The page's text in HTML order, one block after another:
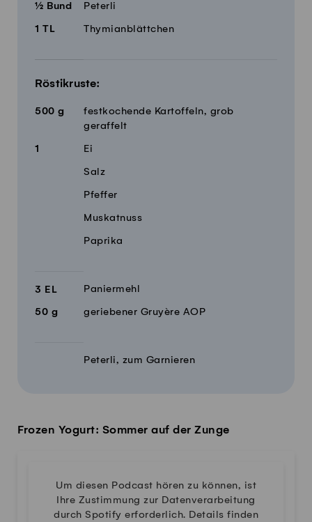
½ Bund Peterli
1 TL Thymianblättchen
Röstikruste:
500 g
festkochende Kartoffeln, grob
geraffelt
1 Ei
Salz
Pfeffer
Muskatnuss
Paprika
3 EL Paniermehl
50 g geriebener Gruyère AOP
Peterli, zum Garnieren
Frozen Yogurt: Sommer auf der Zunge
Um diesen Podcast hören zu können, ist
Ihre Zustimmung zur Datenverarbeitung
durch Spotify erforderlich. Details finden